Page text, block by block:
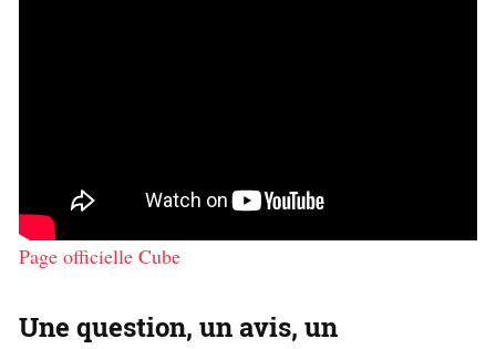
Page officielle Cube
Une question, un avis, un